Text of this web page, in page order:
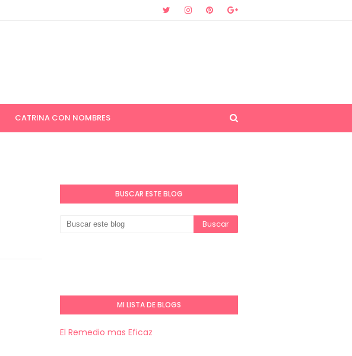
CATRINA CON NOMBRES
BUSCAR ESTE BLOG
MI LISTA DE BLOGS
El Remedio mas Eficaz